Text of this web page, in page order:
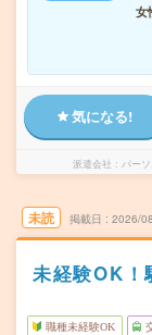
女
気になる!
派遣会社 パー
未読 掲載日 2026/
未経験OK！
職種未経験OK